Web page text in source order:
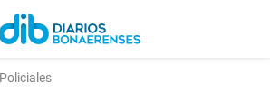
Policiales